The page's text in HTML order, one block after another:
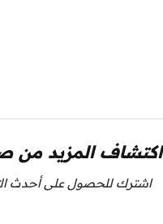
اكتشاف المزيد من
اشترك للحصول على أحدث